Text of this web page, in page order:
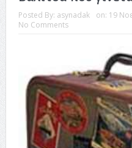
Posted By: asynadak on: 19
No Comments